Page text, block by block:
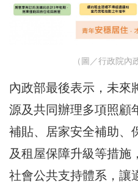
（圖／行政院內
內政部最後表示，未來
源及共同辦理多項照顧
補貼、居家安全補助、
及租屋保障升級等措施
社會公共支持體系，讓